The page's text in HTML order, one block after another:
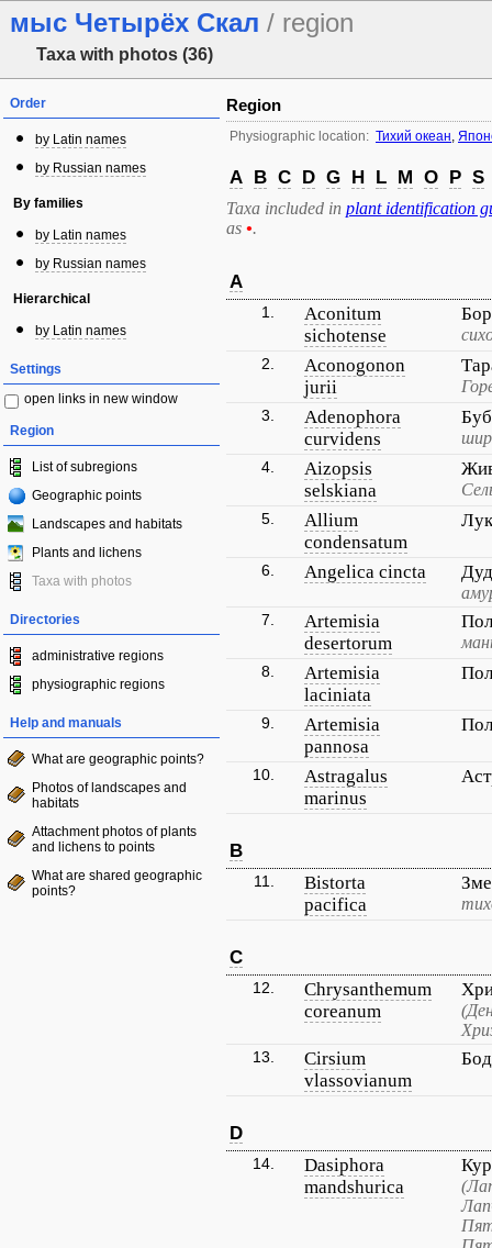
мыс Четырёх Скал / region
Taxa with photos (36)
Order
by Latin names
by Russian names
By families
by Latin names
by Russian names
Hierarchical
by Latin names
Settings
open links in new window
Region
List of subregions
Geographic points
Landscapes and habitats
Plants and lichens
Taxa with photos
Directories
administrative regions
physiographic regions
Help and manuals
What are geographic points?
Photos of landscapes and
habitats
Attachment photos of plants
and lichens to points
What are shared geographic
points?
Region
Physiographic location: Тихий океан,
A B C D G H L M O P S
Taxa included in plant identification
as •.
A
1.
Aconitum
sichotense
2.
Aconogonon
jurii
3.
Adenophora
curvidens
4.
Aizopsis
selskiana
5.
Allium
condensatum
6. Angelica cincta
7.
Artemisia
desertorum
8.
Artemisia
laciniata
9.
Artemisia
pannosa
10.
Astragalus
marinus
B
11.
Bistorta
pacifica
C
12.
Chrysanthemum
coreanum
13.
Cirsium
vlassovianum
D
14.
Dasiphora
mandshurica